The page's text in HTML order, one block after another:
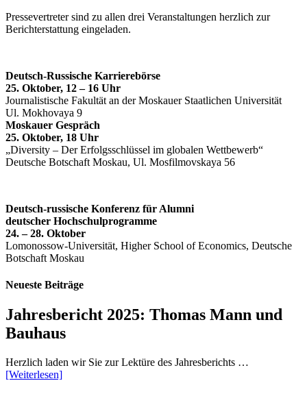
Pressevertreter sind zu allen drei Veranstaltungen herzlich zur
Berichterstattung eingeladen.
Deutsch-Russische Karrierebörse
25. Oktober, 12 – 16 Uhr
Journalistische Fakultät an der Moskauer Staatlichen Universität
Ul. Mokhovaya 9
Moskauer Gespräch
25. Oktober, 18 Uhr
„Diversity – Der Erfolgsschlüssel im globalen Wettbewerb“
Deutsche Botschaft Moskau, Ul. Mosfilmovskaya 56
Deutsch-russische Konferenz für Alumni
deutscher Hochschulprogramme
24. – 28. Oktober
Lomonossow-Universität, Higher School of Economics, Deutsche
Botschaft Moskau
Neueste Beiträge
Jahresbericht 2025: Thomas Mann und
Bauhaus
Herzlich laden wir Sie zur Lektüre des Jahresberichts …
[Weiterlesen]